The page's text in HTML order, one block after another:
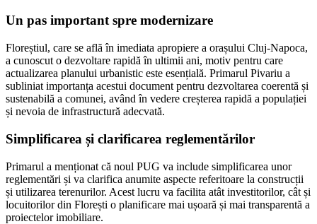
Un pas important spre modernizare
Floreștiul, care se află în imediata apropiere a orașului Cluj-Napoca,
a cunoscut o dezvoltare rapidă în ultimii ani, motiv pentru care
actualizarea planului urbanistic este esențială. Primarul Pivariu a
subliniat importanța acestui document pentru dezvoltarea coerentă și
sustenabilă a comunei, având în vedere creșterea rapidă a populației
și nevoia de infrastructură adecvată.
Simplificarea și clarificarea reglementărilor
Primarul a menționat că noul PUG va include simplificarea unor
reglementări și va clarifica anumite aspecte referitoare la construcții
și utilizarea terenurilor. Acest lucru va facilita atât investitorilor, cât și
locuitorilor din Florești o planificare mai ușoară și mai transparentă a
proiectelor imobiliare.